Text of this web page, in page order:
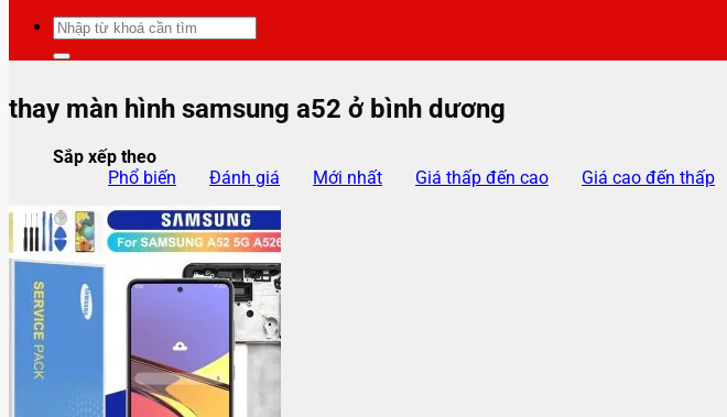
Tìm
kiếm:
thay màn hình samsung a52 ở bình dương
Sắp xếp theo
Phổ biến
Đánh giá Mới nhất Giá thấp đến cao Giá cao đến thấp